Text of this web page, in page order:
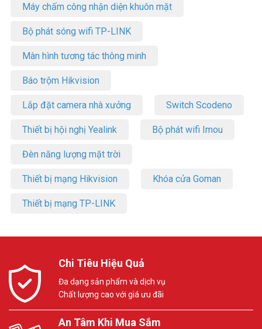
Máy chấm công nhận diện khuôn mặt
Bộ phát sóng wifi TP-LINK
Màn hình tương tác thông minh
Báo trộm Hikvision
Lắp đặt camera nhà xưởng Switch Scodeno
Thiết bị hội nghị Yealink Bộ phát wifi Imou
Đèn năng lượng mặt trời
Thiết bị mạng Hikvision Khóa cửa Goman
Thiết bị mạng TP-LINK
Chi Tiêu Hiệu Quả
Đa dạng sản phẩm và dịch vụ
Chất lượng cao với giá ưu đãi
An Tâm Khi Mua Sắm